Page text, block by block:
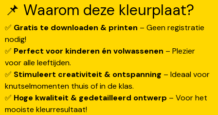
📌 Waarom deze kleurplaat?
✅ Gratis te downloaden & printen – Geen registratie
nodig!
✅ Perfect voor kinderen én volwassenen – Plezier
voor alle leeftijden.
✅ Stimuleert creativiteit & ontspanning – Ideaal voor
knutselmomenten thuis of in de klas.
✅ Hoge kwaliteit & gedetailleerd ontwerp – Voor het
mooiste kleurresultaat!